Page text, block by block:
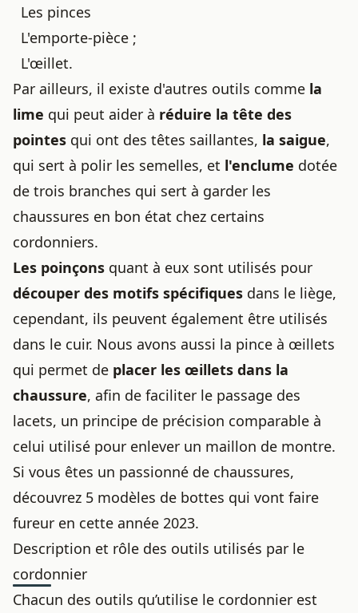
Les pinces
L'emporte-pièce ;
L'œillet.
Par ailleurs, il existe d'autres outils comme la
lime qui peut aider à réduire la tête des
pointes qui ont des têtes saillantes, la saigue,
qui sert à polir les semelles, et l'enclume dotée
de trois branches qui sert à garder les
chaussures en bon état chez certains
cordonniers.
Les poinçons quant à eux sont utilisés pour
découper des motifs spécifiques dans le liège,
cependant, ils peuvent également être utilisés
dans le cuir. Nous avons aussi la pince à œillets
qui permet de placer les œillets dans la
chaussure, afin de faciliter le passage des
lacets, un principe de précision comparable à
celui utilisé pour enlever un maillon de montre.
Si vous êtes un passionné de chaussures,
découvrez 5 modèles de bottes qui vont faire
fureur en cette année 2023.
Description et rôle des outils utilisés par le
cordonnier
Chacun des outils qu’utilise le cordonnier est